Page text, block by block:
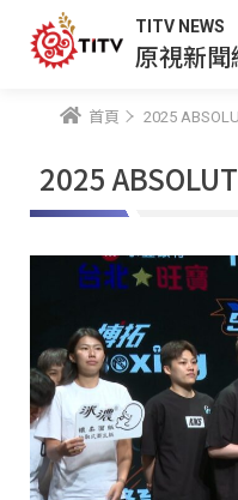
TITV NEWS
原視新聞
首頁 2025
2025